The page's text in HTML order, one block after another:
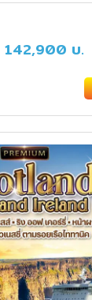
142,900 บ.